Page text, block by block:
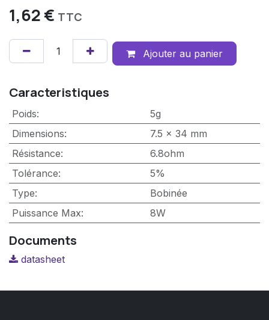
1,62€ TTC
Ajouter au panier
Caracteristiques
Poids:
5g
Dimensions:
7.5 x 34 mm
Résistance:
6.8ohm
Tolérance:
5%
Type:
Bobinée
Puissance Max: 8W
Documents
datasheet